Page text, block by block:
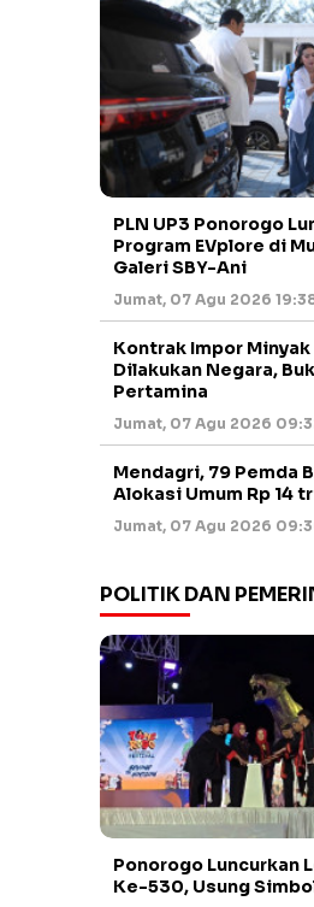
PLN UP3 Ponorogo
Program EVplore di
Galeri SBY-Ani
Jumat, 07 Agu 2026
Kontrak Impor Minyak
Dilakukan Negara,
Pertamina
Jumat, 07 Agu 2026
Mendagri, 79 Pemda
Alokasi Umum Rp 14
Jumat, 07 Agu 2026
POLITIK DAN
Ponorogo Luncurkan
Ke-530, Usung